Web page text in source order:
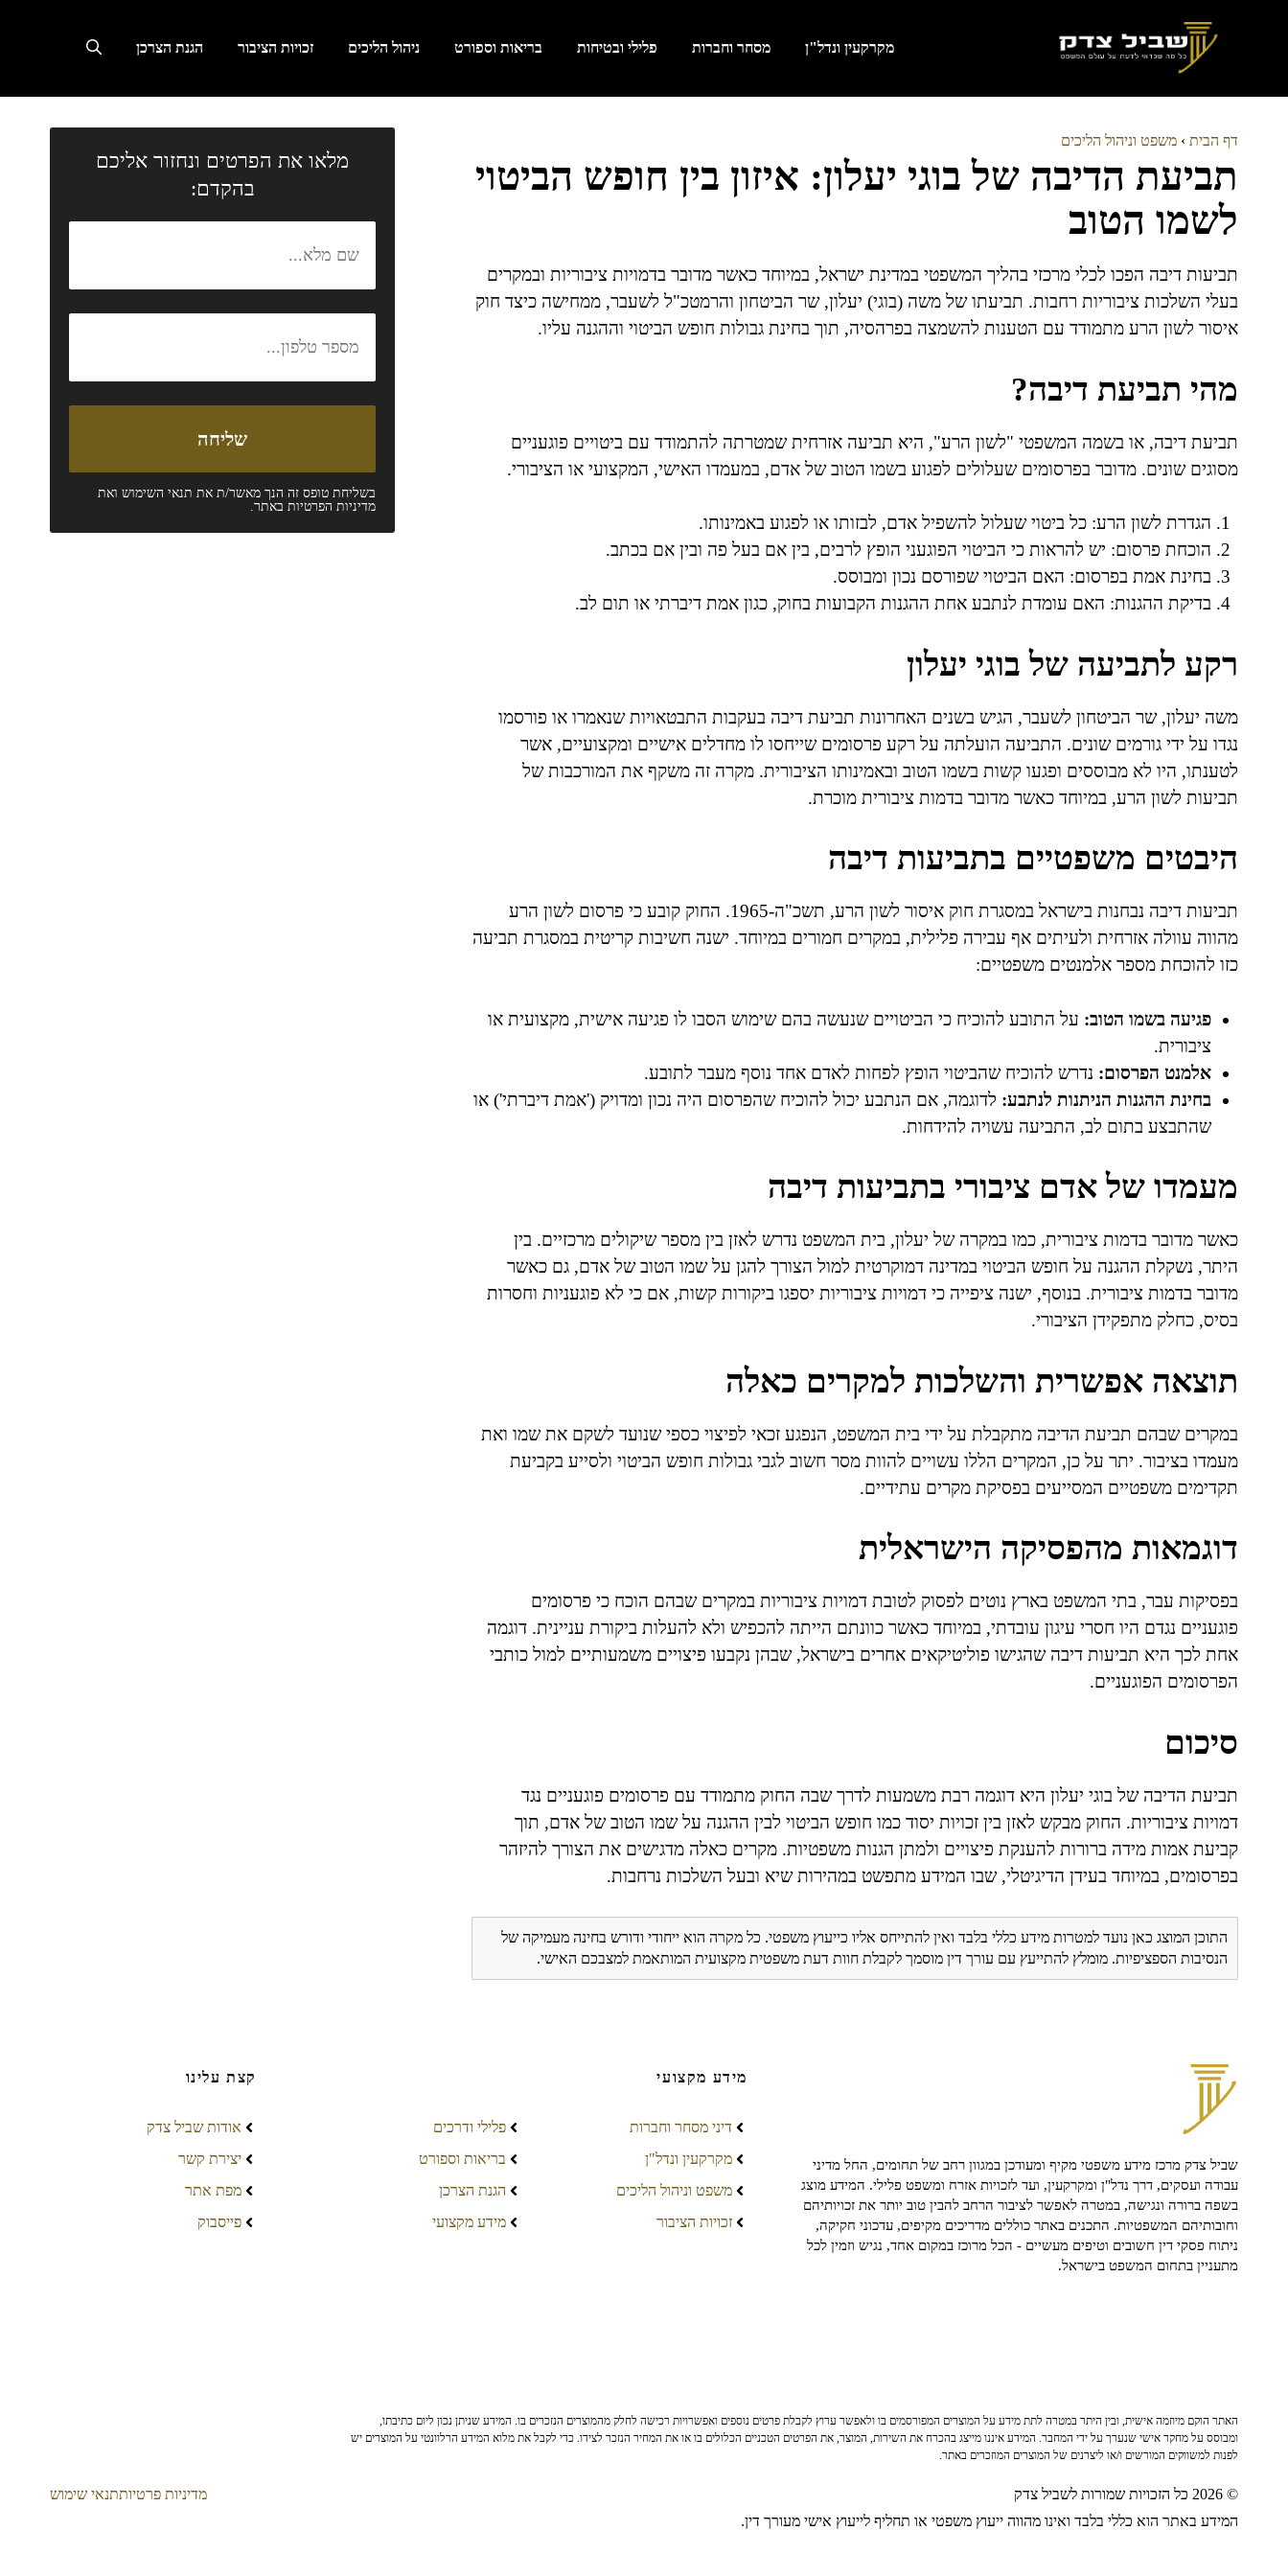
מקרקעין ונדל"ן מסחר וחברות פלילי ובטיחות בריאות וספורט ניהול הליכים זכויות הציבור הגנת הצרכן
דף הבית › משפט וניהול הליכים
תביעת הדיבה של בוגי יעלון: איזון בין חופש הביטוי
לשמו הטוב
תביעות דיבה הפכו לכלי מרכזי בהליך המשפטי במדינת ישראל, במיוחד כאשר מדובר בדמויות ציבוריות ובמקרים
בעלי השלכות ציבוריות רחבות. תביעתו של משה (בוגי) יעלון, שר הביטחון והרמטכ"ל לשעבר, ממחישה כיצד חוק
איסור לשון הרע מתמודד עם הטענות להשמצה בפרהסיה, תוך בחינת גבולות חופש הביטוי וההגנה עליו.
מהי תביעת דיבה?
תביעת דיבה, או בשמה המשפטי "לשון הרע", היא תביעה אזרחית שמטרתה להתמודד עם ביטויים פוגעניים
מסוגים שונים. מדובר בפרסומים שעלולים לפגוע בשמו הטוב של אדם, במעמדו האישי, המקצועי או הציבורי.
הגדרת לשון הרע: כל ביטוי שעלול להשפיל אדם, לבזותו או לפגוע באמינותו.
הוכחת פרסום: יש להראות כי הביטוי הפוגעני הופץ לרבים, בין אם בעל פה ובין אם בכתב.
בחינת אמת בפרסום: האם הביטוי שפורסם נכון ומבוסס.
בדיקת ההגנות: האם עומדת לנתבע אחת ההגנות הקבועות בחוק, כגון אמת דיברתי או תום לב.
רקע לתביעה של בוגי יעלון
משה יעלון, שר הביטחון לשעבר, הגיש בשנים האחרונות תביעת דיבה בעקבות התבטאויות שנאמרו או פורסמו
נגדו על ידי גורמים שונים. התביעה הועלתה על רקע פרסומים שייחסו לו מחדלים אישיים ומקצועיים, אשר
לטענתו, היו לא מבוססים ופגעו קשות בשמו הטוב ובאמינותו הציבורית. מקרה זה משקף את המורכבות של
תביעות לשון הרע, במיוחד כאשר מדובר בדמות ציבורית מוכרת.
היבטים משפטיים בתביעות דיבה
תביעות דיבה נבחנות בישראל במסגרת חוק איסור לשון הרע, תשכ"ה-1965. החוק קובע כי פרסום לשון הרע
מהווה עוולה אזרחית ולעיתים אף עבירה פלילית, במקרים חמורים במיוחד. ישנה חשיבות קריטית במסגרת תביעה
כזו להוכחת מספר אלמנטים משפטיים:
פגיעה בשמו הטוב: על התובע להוכיח כי הביטויים שנעשה בהם שימוש הסבו לו פגיעה אישית, מקצועית או
ציבורית.
אלמנט הפרסום: נדרש להוכיח שהביטוי הופץ לפחות לאדם אחד נוסף מעבר לתובע.
בחינת ההגנות הניתנות לנתבע: לדוגמה, אם הנתבע יכול להוכיח שהפרסום היה נכון ומדויק ('אמת דיברתי') או
שהתבצע בתום לב, התביעה עשויה להידחות.
מעמדו של אדם ציבורי בתביעות דיבה
כאשר מדובר בדמות ציבורית, כמו במקרה של יעלון, בית המשפט נדרש לאזן בין מספר שיקולים מרכזיים. בין
היתר, נשקלת ההגנה על חופש הביטוי במדינה דמוקרטית למול הצורך להגן על שמו הטוב של אדם, גם כאשר
מדובר בדמות ציבורית. בנוסף, ישנה ציפייה כי דמויות ציבוריות יספגו ביקורות קשות, אם כי לא פוגעניות וחסרות
בסיס, כחלק מתפקידן הציבורי.
תוצאה אפשרית והשלכות למקרים כאלה
במקרים שבהם תביעת הדיבה מתקבלת על ידי בית המשפט, הנפגע זכאי לפיצוי כספי שנועד לשקם את שמו ואת
מעמדו בציבור. יתר על כן, המקרים הללו עשויים להוות מסר חשוב לגבי גבולות חופש הביטוי ולסייע בקביעת
תקדימים משפטיים המסייעים בפסיקת מקרים עתידיים.
דוגמאות מהפסיקה הישראלית
בפסיקות עבר, בתי המשפט בארץ נוטים לפסוק לטובת דמויות ציבוריות במקרים שבהם הוכח כי פרסומים
פוגעניים נגדם היו חסרי עיגון עובדתי, במיוחד כאשר כוונתם הייתה להכפיש ולא להעלות ביקורת עניינית. דוגמה
אחת לכך היא תביעות דיבה שהגישו פוליטיקאים אחרים בישראל, שבהן נקבעו פיצויים משמעותיים למול כותבי
הפרסומים הפוגעניים.
סיכום
תביעת הדיבה של בוגי יעלון היא דוגמה רבת משמעות לדרך שבה החוק מתמודד עם פרסומים פוגעניים נגד
דמויות ציבוריות. החוק מבקש לאזן בין זכויות יסוד כמו חופש הביטוי לבין ההגנה על שמו הטוב של אדם, תוך
קביעת אמות מידה ברורות להענקת פיצויים ולמתן הגנות משפטיות. מקרים כאלה מדגישים את הצורך להיזהר
בפרסומים, במיוחד בעידן הדיגיטלי, שבו המידע מתפשט במהירות שיא ובעל השלכות נרחבות.
התוכן המוצג כאן נועד למטרות מידע כללי בלבד ואין להתייחס אליו כייעוץ משפטי. כל מקרה הוא ייחודי ודורש בחינה מעמיקה של
הנסיבות הספציפיות. מומלץ להתייעץ עם עורך דין מוסמך לקבלת חוות דעת משפטית מקצועית המותאמת למצבכם האישי.
מלאו את הפרטים ונחזור אליכם
בהקדם:
בשליחת טופס זה הנך מאשר/ת את תנאי השימושואת
מדיניות הפרטיותבאתר.
שביל צדק מרכז מידע משפטי מקיף ומעודכן במגוון רחב של תחומים, החל מדיני
עבודה ועסקים, דרך נדל"ן ומקרקעין, ועד לזכויות אזרח ומשפט פלילי. המידע מוצג
בשפה ברורה ונגישה, במטרה לאפשר לציבור הרחב להבין טוב יותר את זכויותיהם
וחובותיהם המשפטיות. התכנים באתר כוללים מדריכים מקיפים, עדכוני חקיקה,
ניתוח פסקי דין חשובים וטיפים מעשיים - הכל מרוכז במקום אחד, נגיש וזמין לכל
מתעניין בתחום המשפט בישראל.
מידע מקצועי
דיני מסחר וחברות
מקרקעין ונדל"ן
משפט וניהול הליכים
זכויות הציבור
פלילי ודרכים
בריאות וספורט
הגנת הצרכן
מידע מקצועי
קצת עלינו
אודות שביל צדק
יצירת קשר
מפת אתר
פייסבוק
האתר הוקם מיוזמה אישית, ובין היתר במטרה לתת מידע על המוצרים המפורסמים בו ולאפשר ערוץ לקבלת פרטים נוספים ואפשרויות רכישה לחלק מהמוצרים הנזכרים בו. המידע שניתן נכון ליום כתיבתו,
ומבוסס על מחקר אישי שנערך על ידי המחבר. המידע איננו מייצג בהכרח את השירות, המוצר, את הפרטים הטכניים הכלולים בו או את המחיר הנזכר לצידו. כדי לקבל את מלוא המידע הרלוונטי על המוצרים יש
לפנות למשווקים המורשים ו/או ליצרנים של המוצרים המוזכרים באתר.
© 2026 כל הזכויות שמורות לשביל צדק
המידע באתר הוא כללי בלבד ואינו מהווה ייעוץ משפטי או תחליף לייעוץ אישי מעורך דין.
מדיניות פרטיותתנאי שימוש